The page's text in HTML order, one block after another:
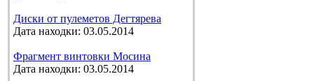
Диски от пулеметов Дегтярева
Дата находки: 03.05.2014
Фрагмент винтовки Мосина
Дата находки: 03.05.2014